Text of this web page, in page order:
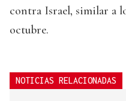
contra Israel, similar a
octubre.
NOTICIAS RELACIONADAS